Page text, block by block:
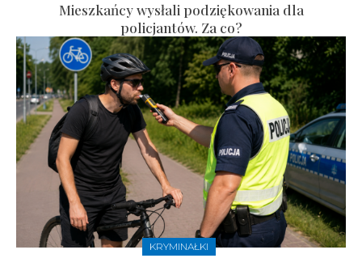
Mieszkańcy wysłali podziękowania dla
policjantów. Za co?
KRYMINAŁKI